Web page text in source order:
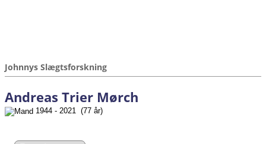
Johnnys Slægtsforskning
Andreas Trier Mørch
1944 - 2021 (77 år)